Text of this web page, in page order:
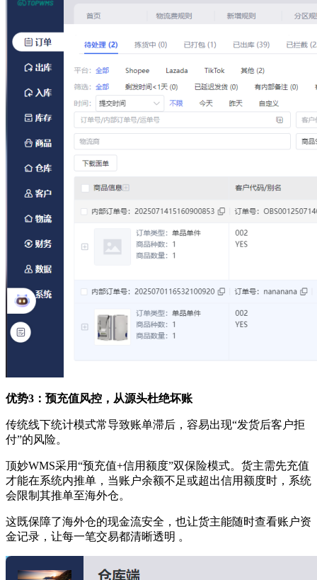
优势3：预充值风控，从源头杜绝坏账
传统线下统计模式常导致账单滞后，容易出现“发货后客户拒
付”的风险。
顶妙WMS采用“预充值+信用额度”双保险模式。货主需先充值
才能在系统内推单，当账户余额不足或超出信用额度时，系统
会限制其推单至海外仓。
这既保障了海外仓的现金流安全，也让货主能随时查看账户资
金记录，让每一笔交易都清晰透明 。